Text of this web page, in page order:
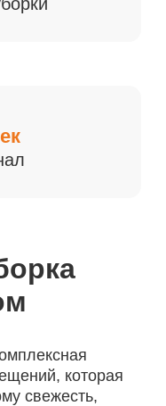
которая
свежесть,